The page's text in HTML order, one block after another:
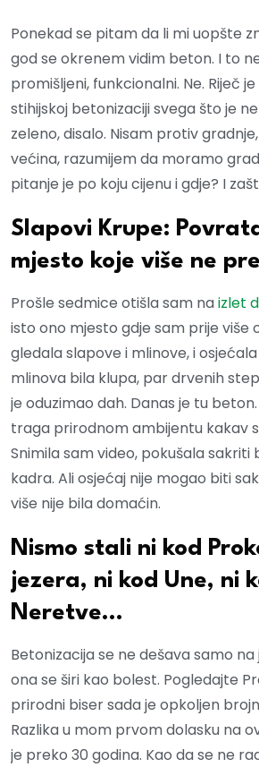
Ponekad se pitam da li mi uopšte
god se okrenem vidim beton. I to
promišljeni, funkcionalni. Ne. Riječ
stihijskoj betonizaciji svega što je
zeleno, disalo. Nisam protiv
većina, razumijem da moramo
pitanje je po koju cijenu i gdje? I
Slapovi Krupe:
mjesto koje više ne
Prošle sedmice otišla sam naizlet
isto ono mjesto gdje sam prije više
gledala slapove i mlinove, i
mlinova bila klupa, par drvenih
je oduzimao dah. Danas je tu
traga prirodnom ambijentu kakav
Snimila sam video, pokušala sakriti
kadra. Ali osjećaj nije mogao biti
više nije bila domaćin.
Nismo stali ni kod
jezera, ni kod Une, ni
Neretve…
Betonizacija se ne dešava samo
ona se širi kao bolest. Pogledajte
prirodni biser sada je opkoljen
Razlika u mom prvom dolasku na
je preko 30 godina. Kao da se ne